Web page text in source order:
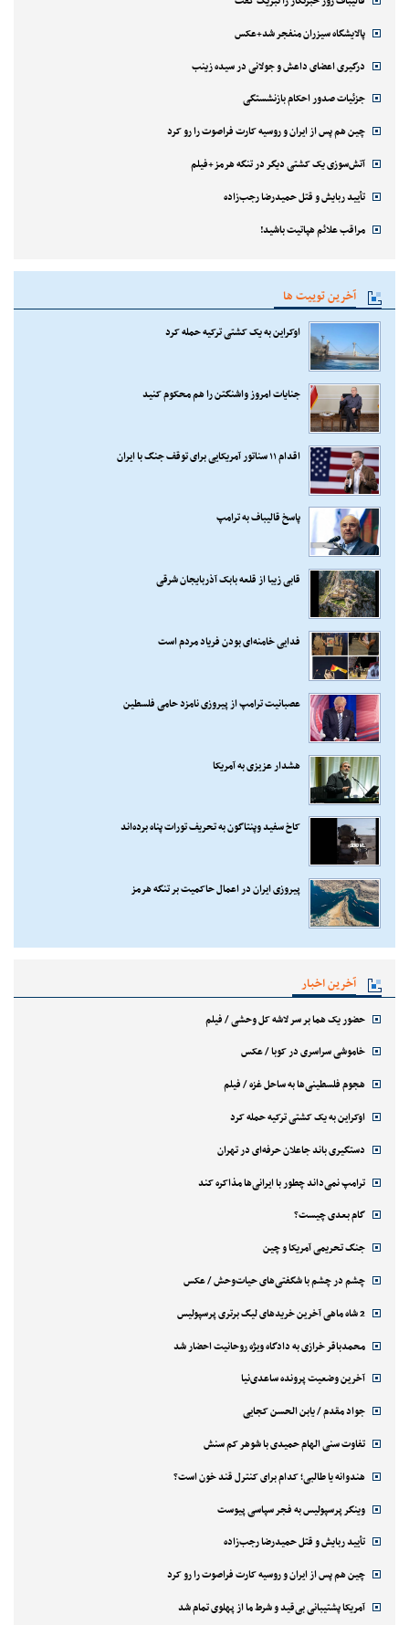
پالایشگاه سیزران منفجر شد+عکس
درگیری اعضای داعش و جولانی در سیده زینب
جزئیات صدور احکام بازنشستگی
چین هم پس از ایران و روسیه کارت فراصوت را رو کرد
آتش‌سوزی یک کشتی دیگر در تنگه هرمز+فیلم
تأیید ربایش و قتل حمیدرضا رجب‌زاده
مراقب علائم هپاتیت باشید!
آخرین توییت ها
اوکراین به یک کشتی ترکیه حمله کرد
جنایات امروز واشنگتن را هم محکوم کنید
اقدام ۱۱ سناتور آمریکایی برای توقف جنگ با ایران
پاسخ قالیباف به ترامپ
قابی زیبا از قلعه بابک آذربایجان شرقی
فدایی خامنه‌ای بودن فریاد مردم است
عصبانیت ترامپ از پیروزی نامزد حامی فلسطین
هشدار عزیزی به آمریکا
کاخ سفید وپنتاگون به تحریف تورات پناه برده‌اند
پیروزی ایران در اعمال حاکمیت بر تنگه هرمز
آخرین اخبار
حضور یک هما بر سر لاشه‌ کل وحشی / فیلم
خاموشی سراسری در کوبا / عکس
هجوم فلسطینی‌ها به ساحل غزه / فیلم
اوکراین به یک کشتی ترکیه حمله کرد
دستگیری باند جاعلان حرفه‌ای در تهران
ترامپ نمی‌داند چطور با ایرانی‌ها مذاکره کند
گام بعدی چیست؟
جنگ تحریمی آمریکا و چین
چشم در چشم با شگفتی‌های حیات‌وحش / عکس
2 شاه ماهی آخرین خریدهای لیگ برتری پرسپولیس
محمدباقر خرازی به دادگاه ویژه روحانیت احضار شد
آخرین وضعیت پرونده ساعدی‌نیا
جواد مقدم / یابن الحسن کجایی
تفاوت سنی الهام حمیدی با شوهر کم سنش
هندوانه یا طالبی؛ کدام‌ برای کنترل قند خون است؟
وینگر پرسپولیس به فجر سپاسی پیوست
تأیید ربایش و قتل حمیدرضا رجب‌زاده
چین هم پس از ایران و روسیه کارت فراصوت را رو کرد
آمریکا پشتیبانی بی‌قید و شرط ما از پهلوی تمام شد